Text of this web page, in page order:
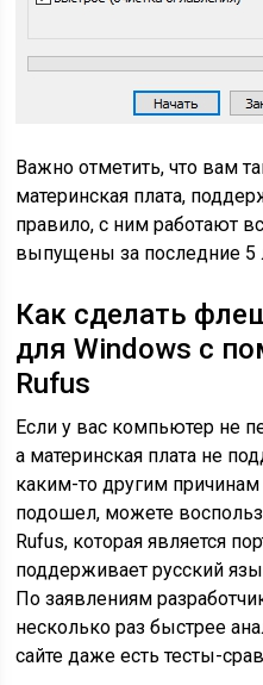
Важно отметить, что вам
материнская плата,
правило, с ним работают
выпущены за последние 5
Как сделать
для Windows с
Rufus
Если у вас компьютер не
а материнская плата не
каким-то другим
подошел, можете
Rufus, которая является
поддерживает русский
По заявлениям
несколько раз быстрее
сайте даже есть тесты-